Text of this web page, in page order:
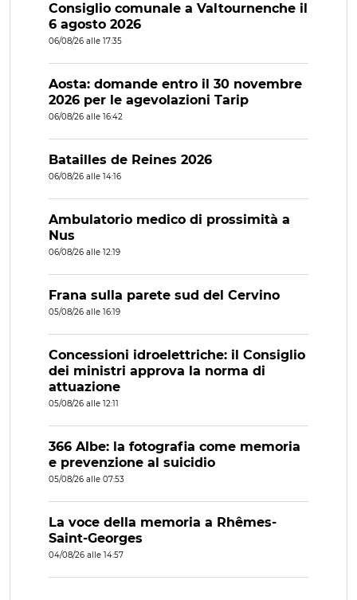
Consiglio comunale a Valtournenche il
6 agosto 2026
06/08/26 alle 17:35
Aosta: domande entro il 30 novembre
2026 per le agevolazioni Tarip
06/08/26 alle 16:42
Batailles de Reines 2026
06/08/26 alle 14:16
Ambulatorio medico di prossimità a
Nus
06/08/26 alle 12:19
Frana sulla parete sud del Cervino
05/08/26 alle 16:19
Concessioni idroelettriche: il Consiglio
dei ministri approva la norma di
attuazione
05/08/26 alle 12:11
366 Albe: la fotografia come memoria
e prevenzione al suicidio
05/08/26 alle 07:53
La voce della memoria a Rhêmes-
Saint-Georges
04/08/26 alle 14:57